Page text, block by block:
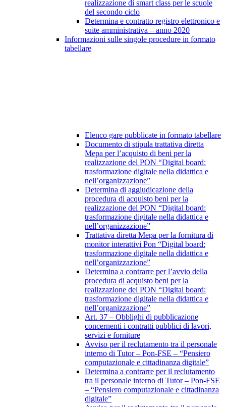
realizzazione di smart class per le scuole
del secondo ciclo
Determina e contratto registro elettronico e
suite amministrativa – anno 2020
Informazioni sulle singole procedure in formato
tabellare
Elenco gare pubblicate in formato tabellare
Documento di stipula trattativa diretta
Mepa per l’acquisto di beni per la
realizzazione del PON “Digital board:
trasformazione digitale nella didattica e
nell’organizzazione”
Determina di aggiudicazione della
procedura di acquisto beni per la
realizzazione del PON “Digital board:
trasformazione digitale nella didattica e
nell’organizzazione”
Trattativa diretta Mepa per la fornitura di
monitor interattivi Pon “Digital board:
trasformazione digitale nella didattica e
nell’organizzazione”
Determina a contrarre per l’avvio della
procedura di acquisto beni per la
realizzazione del PON “Digital board:
trasformazione digitale nella didattica e
nell’organizzazione”
Art. 37 – Obblighi di pubblicazione
concernenti i contratti pubblici di lavori,
servizi e forniture
Avviso per il reclutamento tra il personale
interno di Tutor – Pon-FSE – “Pensiero
computazionale e cittadinanza digitale”
Determina a contrarre per il reclutamento
tra il personale interno di Tutor – Pon-FSE
– “Pensiero computazionale e cittadinanza
digitale”